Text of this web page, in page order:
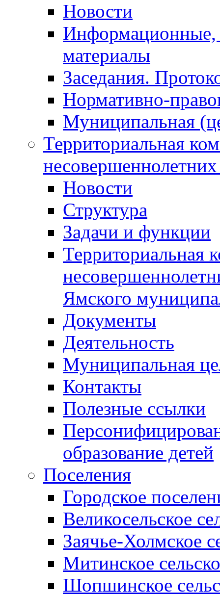
Новости
Информационные,
материалы
Заседания.
Нормативно-
Муниципальная
Территориальная
Новости
Структура
Задачи и функции
Территориальная
Ямского
Документы
Деятельность
Муниципальная
Контакты
Полезные ссылки
образование детей
Поселения
Городское
Великосельское
Заячье-Холмское
Митинское
Шопшинское